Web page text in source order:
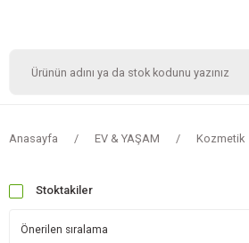
Anasayfa EV & YAŞAM Kozmetik
Stoktakiler